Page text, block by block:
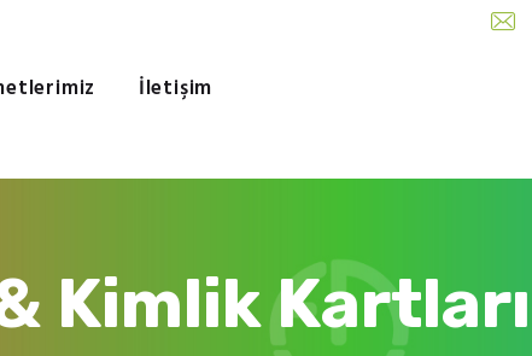
İletişim
Kimlik Kartları
FON DIJITAL